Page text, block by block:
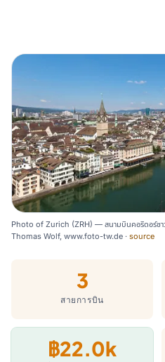
Photo of Zurich (ZRH) — สนามบินคอริดอร์ชาว
Thomas Wolf, www.foto-tw.de · source
3
สายการบิน
฿22.0k